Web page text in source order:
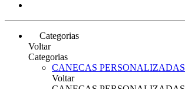
Categorias
Voltar
Categorias
CANECAS PERSONALIZADAS
Voltar